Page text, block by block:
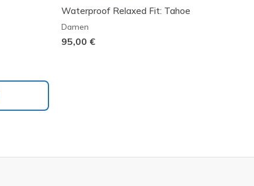
Waterproof Relaxed Fit: Tahoe
Damen
95,00 €